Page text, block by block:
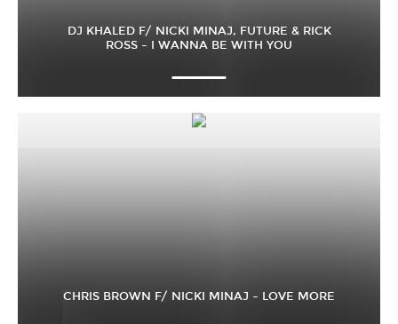
DJ KHALED F/ NICKI MINAJ, FUTURE & RICK
ROSS – I WANNA BE WITH YOU
CHRIS BROWN F/ NICKI MINAJ – LOVE MORE